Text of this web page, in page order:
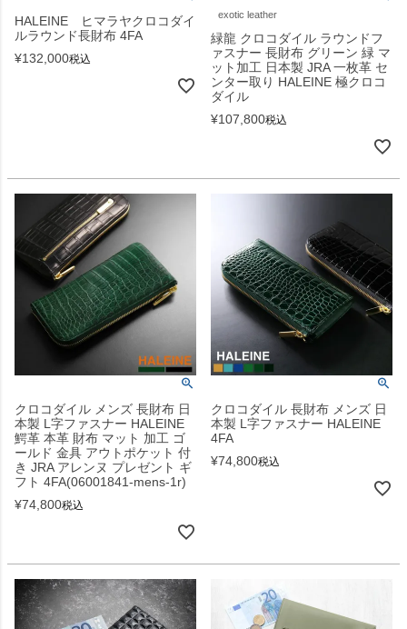
HALEINE ヒマラヤクロコダイ
ルラウンド長財布 4FA
¥132,000税込
exotic leather
緑龍 クロコダイル ラウンドフ
ァスナー 長財布 グリーン 緑 マ
ット加工 日本製 JRA 一枚革 セ
ンター取り HALEINE 極クロコ
ダイル
¥107,800税込
クロコダイル メンズ 長財布 日
本製 L字ファスナー HALEINE
鰐革 本革 財布 マット 加工 ゴ
ールド 金具 アウトポケット 付
き JRA アレンヌ プレゼント ギ
フト 4FA(06001841-mens-1r)
¥74,800税込
クロコダイル 長財布 メンズ 日
本製 L字ファスナー HALEINE
4FA
¥74,800税込